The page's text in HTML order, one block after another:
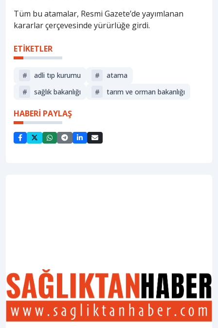
Tüm bu atamalar, Resmi Gazete’de yayımlanan
kararlar çerçevesinde yürürlüğe girdi.
ETİKETLER
# adli tıp kurumu #
atama
#
sağlik bakanliği # tarım ve orman bakanlığı
HABERİ PAYLAŞ